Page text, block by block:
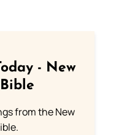
- New
from the New